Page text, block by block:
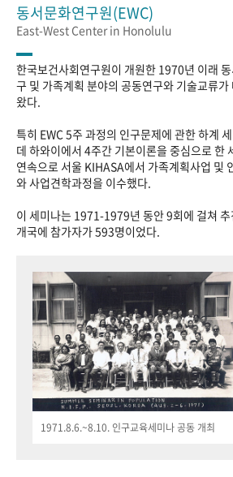
동서문화연구원(EWC)
East-West Center in Honolulu
한국보건사회연구원이 개원한 1970년 이래
구 및 가족계획 분야의 공동연구와 기술교류
왔다.
특히 EWC 5주 과정의 인구문제에 관한 하계
데 하와이에서 4주간 기본이론을 중심으로 한
연속으로 서울 KIHASA에서 가족계획사업 및
와 사업견학과정을 이수했다.
이 세미나는 1971-1979년 동안 9회에 걸쳐
개국에 참가자가 593명이었다.
1971.8.6.~8.10. 인구교육세미나 공동 개최